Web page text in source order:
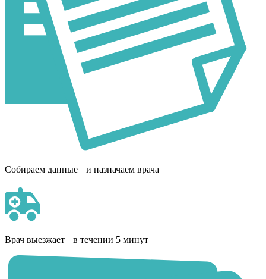
Собираем данные и назначаем врача
Врач выезжает в течении 5 минут